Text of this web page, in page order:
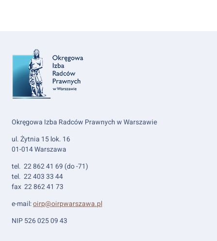
Okręgowa Izba Radców Prawnych w Warszawie
ul. Żytnia 15 lok. 16
01-014 Warszawa
tel. 22 862 41 69 (do -71)
tel. 22 403 33 44
fax 22 862 41 73
e-mail:oirp@oirpwarszawa.pl
NIP 526 025 09 43